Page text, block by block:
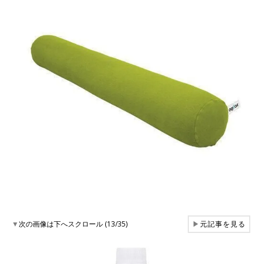
▼次の画像は下へスクロール (13/35) ▶元記事を見る